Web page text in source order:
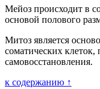
Мейоз происходит в
основой полового
Митоз является
соматических
самовосстановления.
к содержанию ↑